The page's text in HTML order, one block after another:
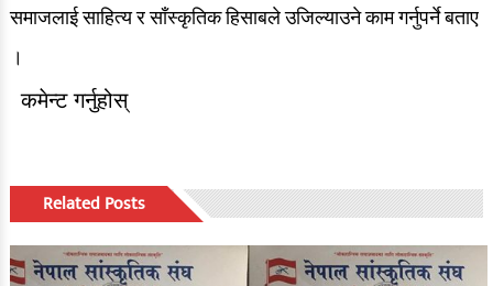
समाजलाई साहित्य र साँस्कृतिक हिसाबले उजिल्याउने काम गर्नुपर्ने बताए
।
कमेन्ट गर्नुहोस्
Related Posts